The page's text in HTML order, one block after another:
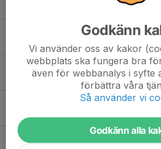
Gustav Pettersson
Ossian Roos
Carl Runesjö
Godkänn
Vi använder oss av kakor
webbplats ska fungera bra
även för webbanalys i syfte
förbättra våra
Så använder vi
Godkänn alla